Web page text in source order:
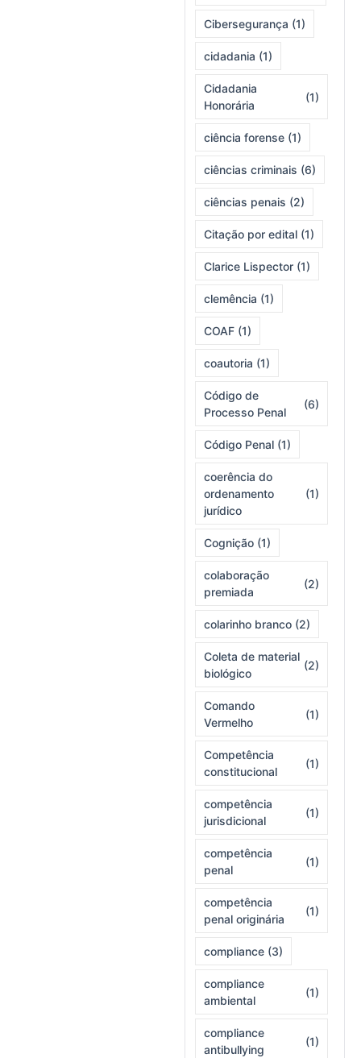
Cibersegurança (1)
cidadania (1)
Cidadania
Honorária
(1)
ciência forense (1)
ciências criminais (6)
ciências penais (2)
Citação por edital (1)
Clarice Lispector (1)
clemência (1)
COAF (1)
coautoria (1)
Código de
Processo Penal
(6)
Código Penal (1)
coerência do
ordenamento
jurídico
(1)
Cognição (1)
colaboração
premiada
(2)
colarinho branco (2)
Coleta de material
biológico
(2)
Comando
Vermelho
(1)
Competência
constitucional
(1)
competência
jurisdicional
(1)
competência
penal
(1)
competência
penal originária
(1)
compliance (3)
compliance
ambiental
(1)
compliance
antibullying
(1)